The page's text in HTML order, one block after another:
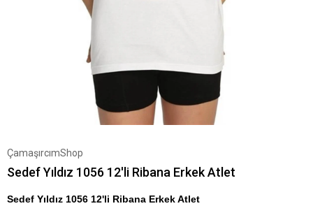
ÇamaşırcımShop
Sedef Yıldız 1056 12'li Ribana Erkek Atlet
Sedef Yıldız 1056 12'li Ribana Erkek Atlet